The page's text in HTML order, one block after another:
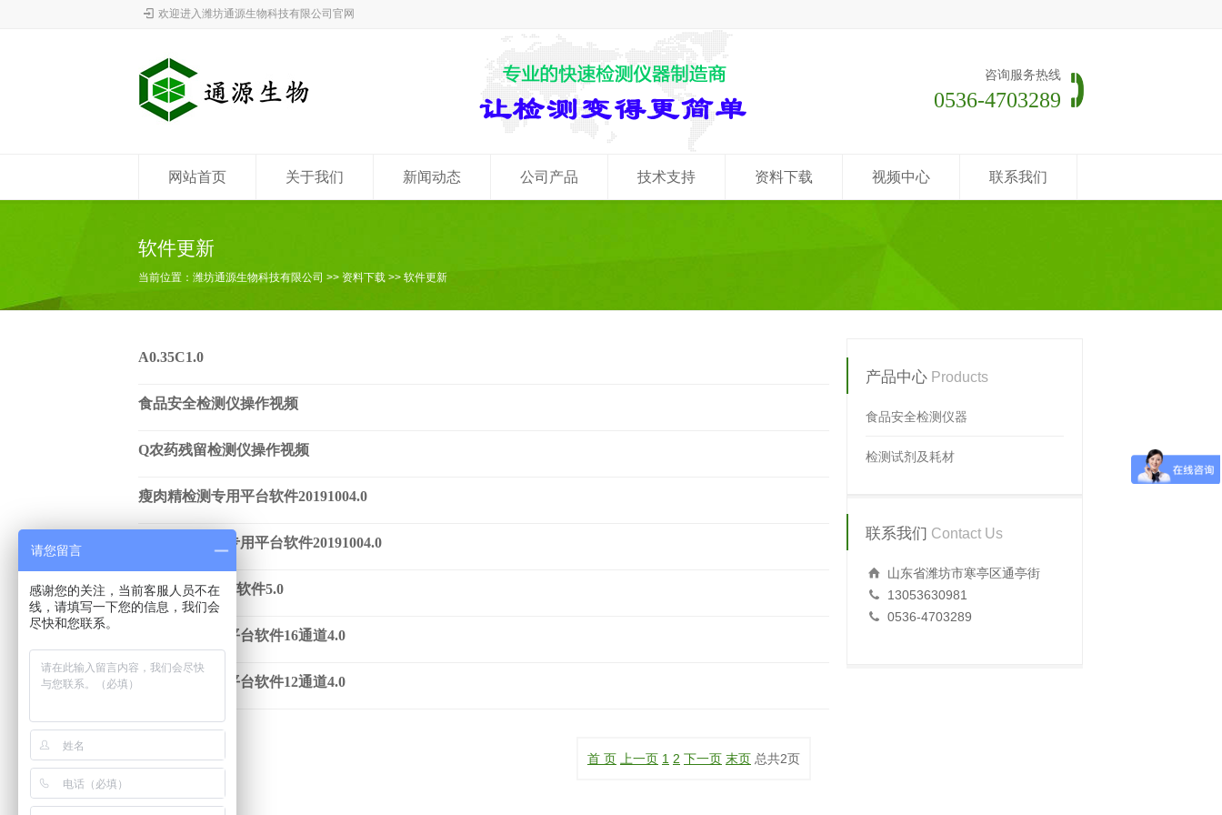
欢迎进入潍坊通源生物科技有限公司官网
咨询服务热线
0536-4703289
网站首页 关于我们 新闻动态 公司产品 技术支持 资料下载 视频中心 联系我们
软件更新
当前位置： 潍坊通源生物科技有限公司 >> 资料下载 >> 软件更新
A0.35C1.0
食品安全检测仪操作视频
Q农药残留检测仪操作视频
瘦肉精检测专用平台软件20191004.0
兽药残留检测专用平台软件20191004.0
Q兽药残留检测软件5.0
农药残留检测平台软件16通道4.0
农药残留检测平台软件12通道4.0
首 页 上一页 1 2 下一页 末页 总共2页
产品中心 Products
食品安全检测仪器
检测试剂及耗材
联系我们 Contact Us
山东省潍坊市寒亭区通亭街
13053630981
0536-4703289
请您留言
感谢您的关注，当前客服人员不在
线，请填写一下您的信息，我们会
尽快和您联系。